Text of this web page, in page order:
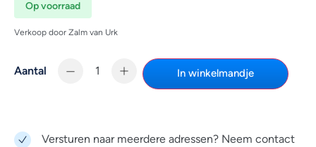
Op voorraad
Verkoop door Zalm van Urk
Aantal In winkelmandje
Versturen naar meerdere adressen? Neem contact